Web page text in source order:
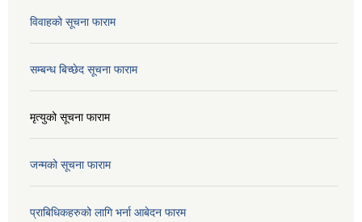
विवाहको सूचना फाराम
सम्बन्ध बिच्छेद सूचना फाराम
मृत्युको सूचना फाराम
जन्मको सूचना फाराम
प्राबिधिकहरुको लागि भर्ना आबेदन फारम